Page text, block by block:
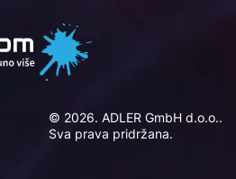
© 2026. ADLER GmbH d.o.o..
Sva prava pridržana.